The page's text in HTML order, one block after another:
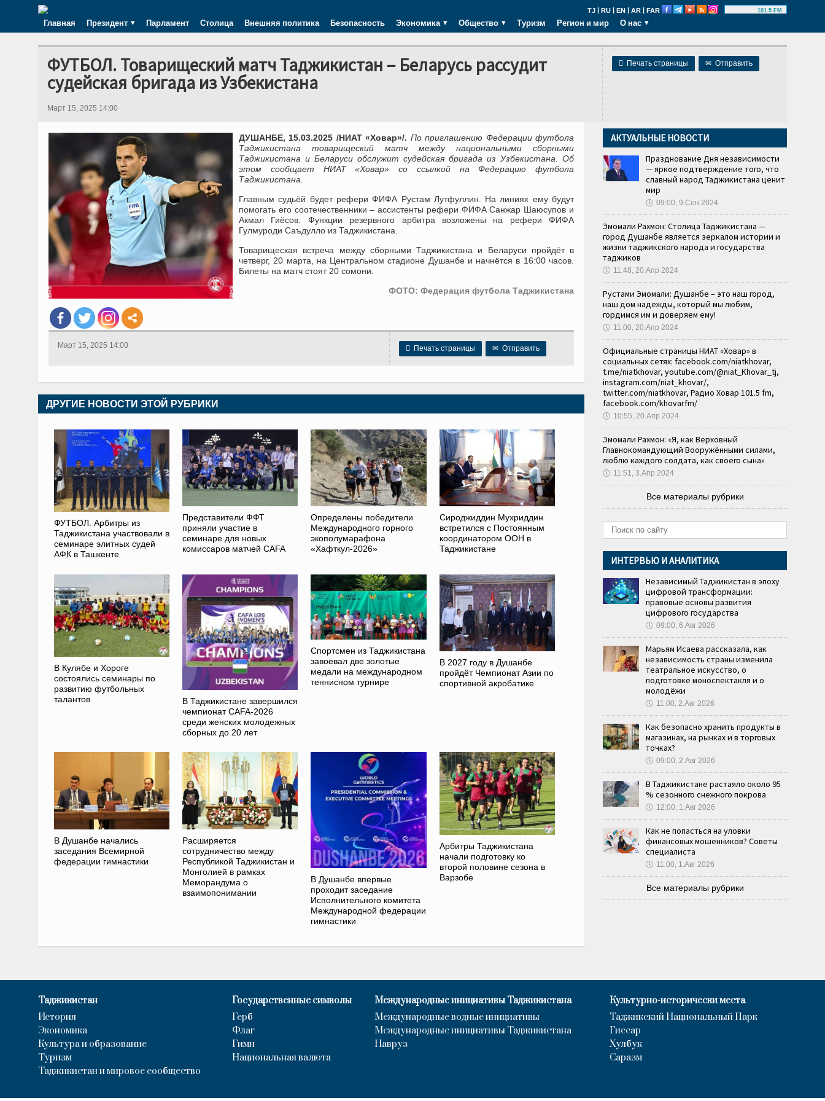
TJ | RU | EN | AR | FAR 101.5 FM
Главная Президент Парламент Столица Внешняя политика Безопасность Экономика Общество Туризм Регион и мир О нас
 Печать страницы ✉ Отправить
ФУТБОЛ. Товарищеский матч Таджикистан – Беларусь рассудит
судейская бригада из Узбекистана
Март 15, 2025 14:00
ДУШАНБЕ, 15.03.2025 /НИАТ «Ховар»/. По приглашению Федерации футбола
Таджикистана товарищеский матч между национальными сборными
Таджикистана и Беларуси обслужит судейская бригада из Узбекистана. Об
этом сообщает НИАТ «Ховар» со ссылкой на Федерацию футбола
Таджикистана.
Главным судьёй будет рефери ФИФА Рустам Лутфуллин. На линиях ему будут
помогать его соотечественники – ассистенты рефери ФИФА Санжар Шаюсупов и
Акмал Гиёсов. Функции резервного арбитра возложены на рефери ФИФА
Гулмуроди Саъдулло из Таджикистана.
Товарищеская встреча между сборными Таджикистана и Беларуси пройдёт в
четверг, 20 марта, на Центральном стадионе Душанбе и начнётся в 16:00 часов.
Билеты на матч стоят 20 сомони.
ФОТО: Федерация футбола Таджикистана
 Печать страницы ✉ Отправить
Март 15, 2025 14:00
ДРУГИЕ НОВОСТИ ЭТОЙ РУБРИКИ
ФУТБОЛ. Арбитры из
Таджикистана участвовали в
семинаре элитных судей
АФК в Ташкенте
Представители ФФТ
приняли участие в
семинаре для новых
комиссаров матчей CAFA
Определены победители
Международного горного
экополумарафона
«Хафткул-2026»
Сироджиддин Мухриддин
встретился с Постоянным
координатором ООН в
Таджикистане
В Кулябе и Хороге
состоялись семинары по
развитию футбольных
талантов
В Таджикистане завершился
чемпионат CAFA-2026
среди женских молодежных
сборных до 20 лет
Спортсмен из Таджикистана
завоевал две золотые
медали на международном
теннисном турнире
В 2027 году в Душанбе
пройдёт Чемпионат Азии по
спортивной акробатике
В Душанбе начались
заседания Всемирной
федерации гимнастики
Расширяется
сотрудничество между
Республикой Таджикистан и
Монголией в рамках
Меморандума о
взаимопонимании
В Душанбе впервые
проходит заседание
Исполнительного комитета
Международной федерации
гимнастики
Арбитры Таджикистана
начали подготовку ко
второй половине сезона в
Варзобе
АКТУАЛЬНЫЕ НОВОСТИ
Празднование Дня независимости
— яркое подтверждение того, что
славный народ Таджикистана ценит
мир
🕔 09:00, 9.Сен 2024
Эмомали Рахмон: Столица Таджикистана —
город Душанбе является зеркалом истории и
жизни таджикского народа и государства
таджиков
🕔 11:48, 20.Апр 2024
Рустами Эмомали: Душанбе – это наш город,
наш дом надежды, который мы любим,
гордимся им и доверяем ему!
🕔 11:00, 20.Апр 2024
Официальные страницы НИАТ «Ховар» в
социальных сетях: facebook.com/niatkhovar,
t.me/niatkhovar, youtube.com/@niat_Khovar_tj,
instagram.com/niat_khovar/,
twitter.com/niatkhovar, Радио Ховар 101.5 fm,
facebook.com/khovarfm/
🕔 10:55, 20.Апр 2024
Эмомали Рахмон: «Я, как Верховный
Главнокомандующий Вооружёнными силами,
люблю каждого солдата, как своего сына»
🕔 11:51, 3.Апр 2024
Все материалы рубрики
ИНТЕРВЬЮ И АНАЛИТИКА
Независимый Таджикистан в эпоху
цифровой трансформации:
правовые основы развития
цифрового государства
🕔 09:00, 6.Авг 2026
Марьям Исаева рассказала, как
независимость страны изменила
театральное искусство, о
подготовке моноспектакля и о
молодёжи
🕔 11:00, 2.Авг 2026
Как безопасно хранить продукты в
магазинах, на рынках и в торговых
точках?
🕔 09:00, 2.Авг 2026
В Таджикистане растаяло около 95
% сезонного снежного покрова
🕔 12:00, 1.Авг 2026
Как не попасться на уловки
финансовых мошенников? Советы
специалиста
🕔 11:00, 1.Авг 2026
Все материалы рубрики
Таджикистан
История
Экономика
Культура и образование
Туризм
Таджикистан и мировое сообщество
Государственные символы
Герб
Флаг
Гимн
Национальная валюта
Международные инициативы Таджикистана
Международные водные инициативы
Международные инициативы Таджикистана
Навруз
Культурно-исторически места
Таджикский Национальный Парк
Гиссар
Хулбук
Саразм